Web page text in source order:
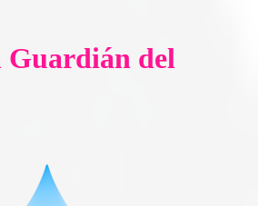
Guardián del